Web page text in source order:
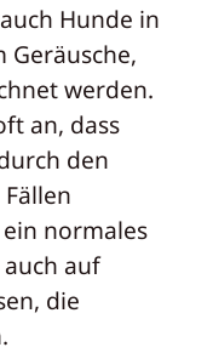
Hunde in
Geräusche,
werden.
an, dass
den
normales
auf
die